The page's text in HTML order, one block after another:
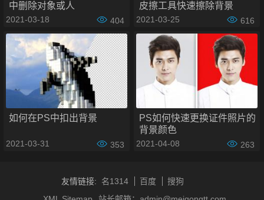
样式您的文字
在键入图像之前，应用任何您喜欢的字符样式。例如，如果您
希望您的文字是所有上限打开字符面板通过去窗口 > 字符。
然后单击”全帽”图标。
中删除对象或人
2021-03-18 404
皮擦工具快速擦除背景
2021-03-25 616
如何在PS中扣出背景
2021-03-31 353
PS如何快速更换证件照片的
背景颜色
2021-04-08 263
友情链接: 名1314 百度
搜狗